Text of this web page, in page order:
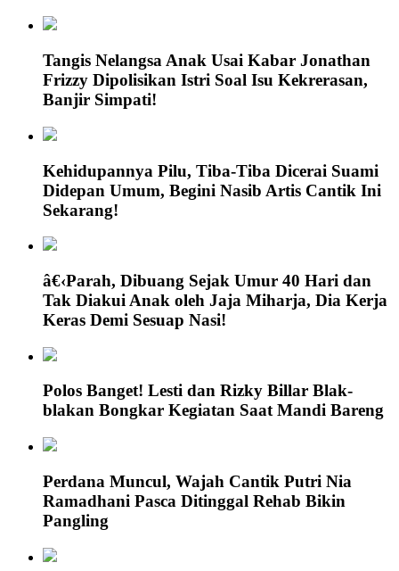
Tangis Nelangsa Anak Usai Kabar Jonathan
Frizzy Dipolisikan Istri Soal Isu Kekrerasan,
Banjir Simpati!
Kehidupannya Pilu, Tiba-Tiba Dicerai Suami
Didepan Umum, Begini Nasib Artis Cantik Ini
Sekarang!
â€‹Parah, Dibuang Sejak Umur 40 Hari dan
Tak Diakui Anak oleh Jaja Miharja, Dia Kerja
Keras Demi Sesuap Nasi!
Polos Banget! Lesti dan Rizky Billar Blak-
blakan Bongkar Kegiatan Saat Mandi Bareng
Perdana Muncul, Wajah Cantik Putri Nia
Ramadhani Pasca Ditinggal Rehab Bikin
Pangling